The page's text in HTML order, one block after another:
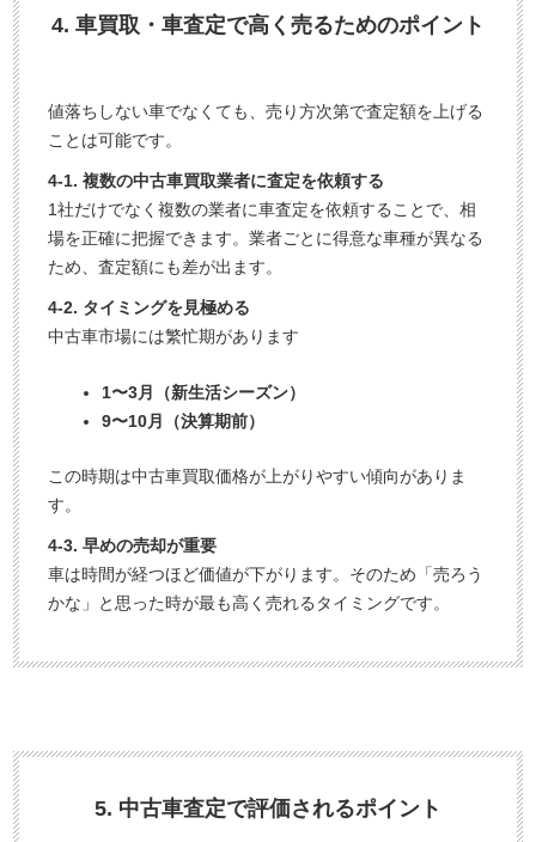
4. 車買取・車査定で高く売るためのポイント
値落ちしない車でなくても、売り方次第で査定額を上げる
ことは可能です。
4-1. 複数の中古車買取業者に査定を依頼する
1社だけでなく複数の業者に車査定を依頼することで、相
場を正確に把握できます。業者ごとに得意な車種が異なる
ため、査定額にも差が出ます。
4-2. タイミングを見極める
中古車市場には繁忙期があります
1〜3月（新生活シーズン）
9〜10月（決算期前）
この時期は中古車買取価格が上がりやすい傾向がありま
す。
4-3. 早めの売却が重要
車は時間が経つほど価値が下がります。そのため「売ろう
かな」と思った時が最も高く売れるタイミングです。
5. 中古車査定で評価されるポイント